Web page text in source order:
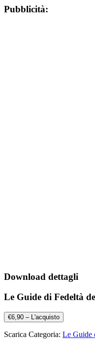
Pubblicità:
Download dettagli
Le Guide di Fedeltà
€6,90 – L'acquisto
Scarica Categoria: Le Guide